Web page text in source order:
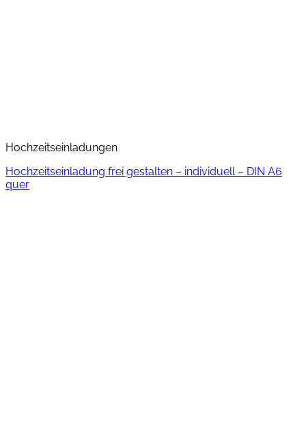
Hochzeitseinladungen
Hochzeitseinladung frei gestalten – individuell – DIN A6
quer